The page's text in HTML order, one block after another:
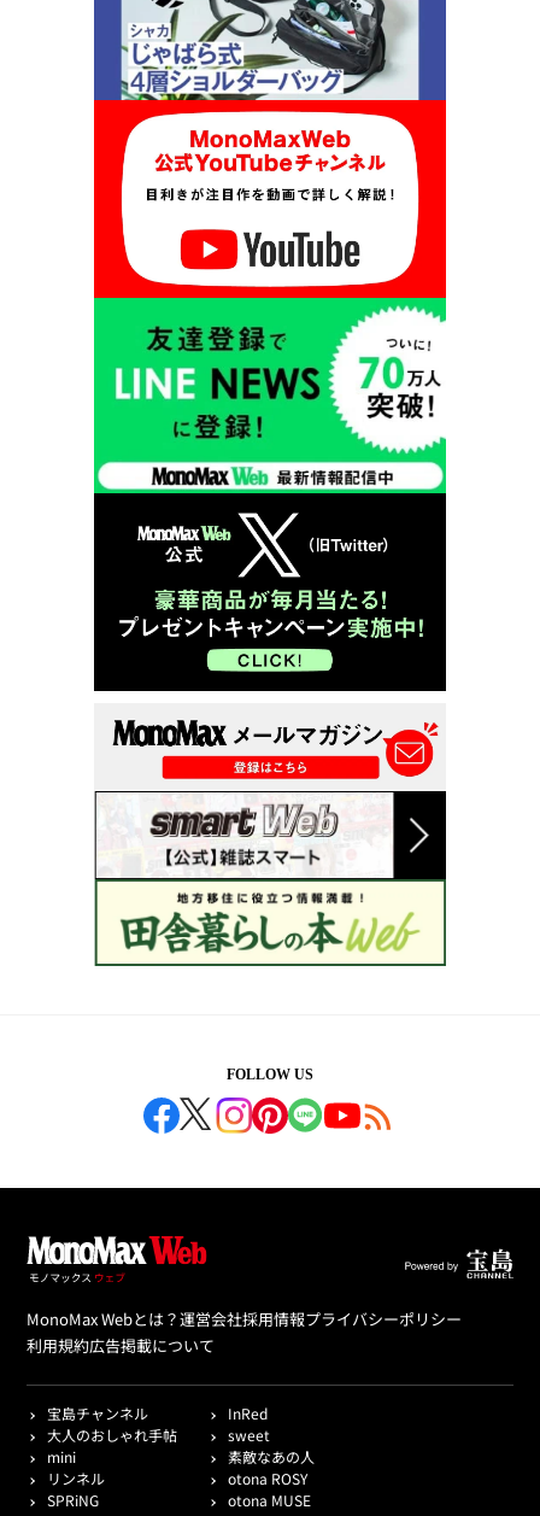
FOLLOW US
MonoMax Webとは？運営会社採用情報プライバシーポリシー
利用規約広告掲載について
宝島チャンネル
InRed
大人のおしゃれ手帖
sweet
mini
素敵なあの人
リンネル
otona ROSY
SPRiNG
otona MUSE